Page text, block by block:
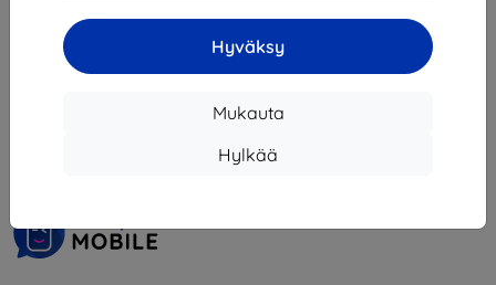
Hyväksy
Mukauta
Hylkää
yhteensä6.